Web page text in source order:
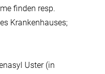
finden resp.
Krankenhauses;
Uster (in